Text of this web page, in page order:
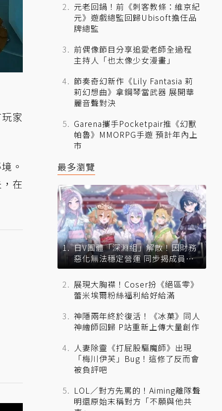
家
。
在
元老回鍋！前《刺客教條：維京紀
元》遊戲總監回歸Ubisoft擔任品
牌總監
前偶像節目分享追愛老師全過程
主持人「也太像少女漫畫」
節奏奇幻新作《Lily Fantasia 莉
莉幻想曲》拿鋼琴當武器 展開華
麗音聲對決
Garena攜手Pocketpair推《幻獸
帕魯》MMORPG手遊 預計年內上
市
最多瀏覽
日V團體「深淵組」解散！因財務
惡化無法穩定營運 同步揭成員未
來去向
展現大胸襟！Coser扮《絕區零》
蕾米埃爾粉絲福利給好給滿
神隱兩年終於復活！《冰菓》同人
神繪師回歸 P站重新上傳大量創作
人妻除靈《打屁股驅魔師》出現
「梅川伊芙」Bug！這修了反而會
被負評吧
LOL／對方先罵的！Aiming離隊聲
明還原始末稱對方「不願與他共